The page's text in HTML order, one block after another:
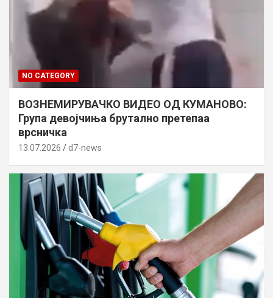
NO CATEGORY
ВОЗНЕМИРУВАЧКО ВИДЕО ОД КУМАНОВО:
Група девојчиња брутално претепаа
врсничка
13.07.2026 d7-news